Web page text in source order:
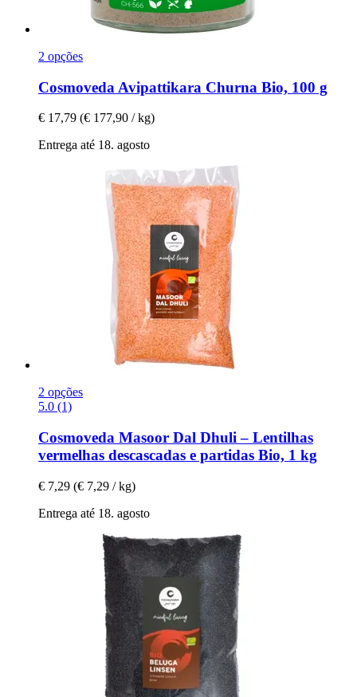
2 opções
Cosmoveda Avipattikara Churna Bio, 100 g
€ 17,79 (€ 177,90 / kg)
Entrega até 18. agosto
2 opções
5.0 (1)
Cosmoveda Masoor Dal Dhuli – Lentilhas
vermelhas descascadas e partidas Bio, 1 kg
€ 7,29 (€ 7,29 / kg)
Entrega até 18. agosto